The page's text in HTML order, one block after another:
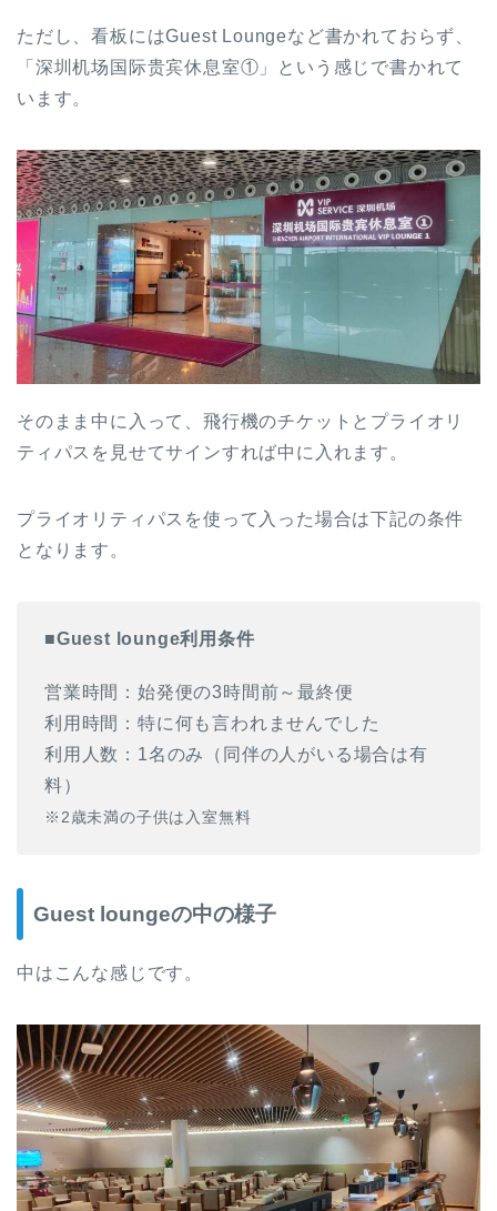
ただし、看板にはGuest Loungeなど書かれておらず、
「深圳机场国际贵宾休息室①」という感じで書かれて
います。
そのまま中に入って、飛行機のチケットとプライオリ
ティパスを見せてサインすれば中に入れます。
プライオリティパスを使って入った場合は下記の条件
となります。
■Guest lounge利用条件
営業時間：始発便の3時間前～最終便
利用時間：特に何も言われませんでした
利用人数：1名のみ（同伴の人がいる場合は有
料）
※2歳未満の子供は入室無料
Guest loungeの中の様子
中はこんな感じです。